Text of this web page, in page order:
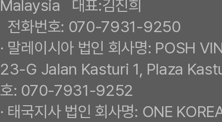
Malaysia 대표:김진희
전화번호: 070-7931-9250
· 말레이시아 법인 회사명: POSH
23-G Jalan Kasturi 1, Plaza
호: 070-7931-9252
· 태국지사 법인 회사명: ONE